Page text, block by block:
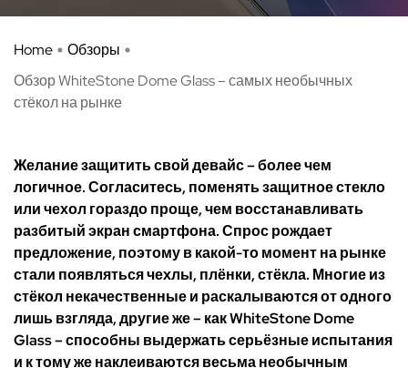
Home
Обзоры
Обзор WhiteStone Dome Glass – самых необычных
стёкол на рынке
Желание защитить свой девайс – более чем
логичное. Согласитесь, поменять защитное стекло
или чехол гораздо проще, чем восстанавливать
разбитый экран смартфона. Спрос рождает
предложение, поэтому в какой-то момент на рынке
стали появляться чехлы, плёнки, стёкла. Многие из
стёкол некачественные и раскалываются от одного
лишь взгляда, другие же – какWhiteStone Dome
Glass– способны выдержать серьёзные испытания
и к тому же наклеиваются весьма необычным